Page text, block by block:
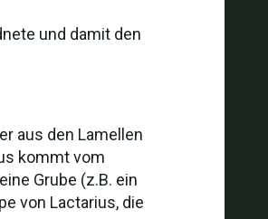
und damit den
aus den Lamellen
kommt vom
Grube (z.B. ein
von Lactarius, die